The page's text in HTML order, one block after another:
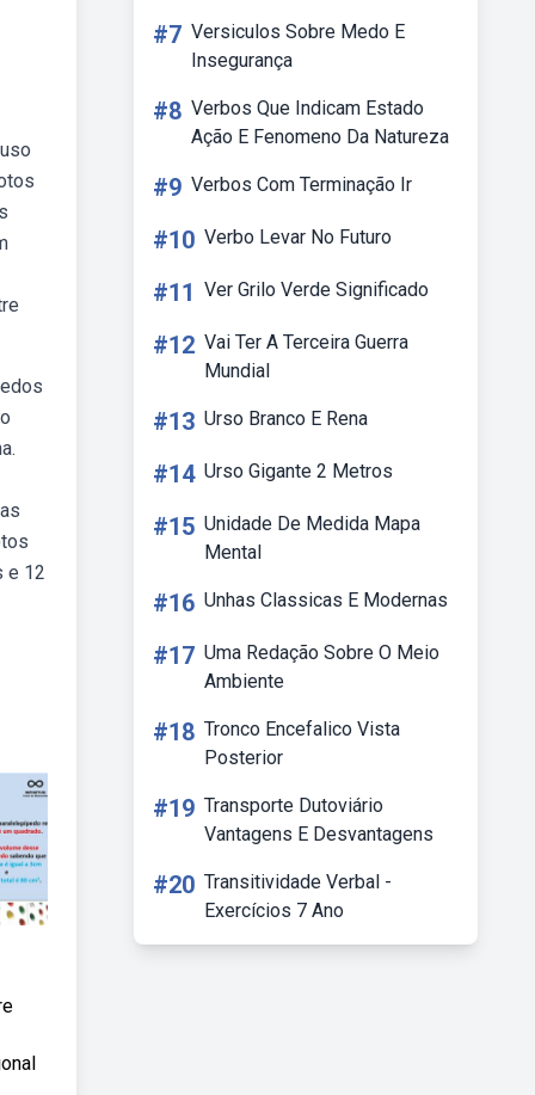
e 12
#7 Versiculos Sobre Medo E
Insegurança
#8 Verbos Que Indicam Estado
Ação E Fenomeno Da Natureza
#9 Verbos Com Terminação Ir
#10 Verbo Levar No Futuro
#11 Ver Grilo Verde Significado
#12 Vai Ter A Terceira Guerra
Mundial
#13 Urso Branco E Rena
#14 Urso Gigante 2 Metros
#15 Unidade De Medida Mapa
Mental
#16 Unhas Classicas E Modernas
#17 Uma Redação Sobre O Meio
Ambiente
#18 Tronco Encefalico Vista
Posterior
#19 Transporte Dutoviário
Vantagens E Desvantagens
#20 Transitividade Verbal -
Exercícios 7 Ano